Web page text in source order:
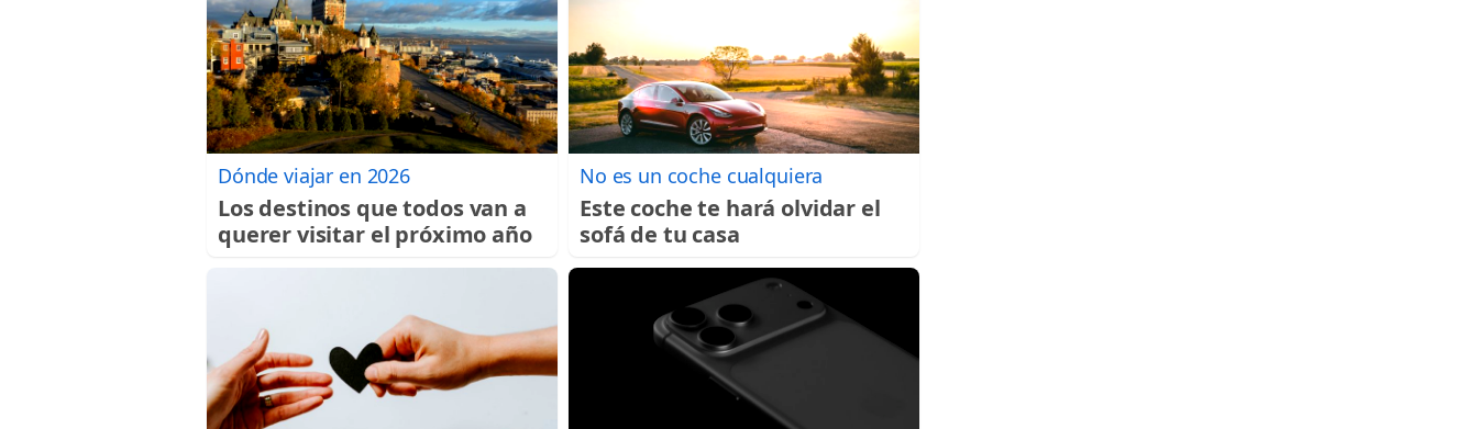
Dónde viajar en 2026
Los destinos que todos van a
querer visitar el próximo año
No es un coche cualquiera
Este coche te hará olvidar el
sofá de tu casa